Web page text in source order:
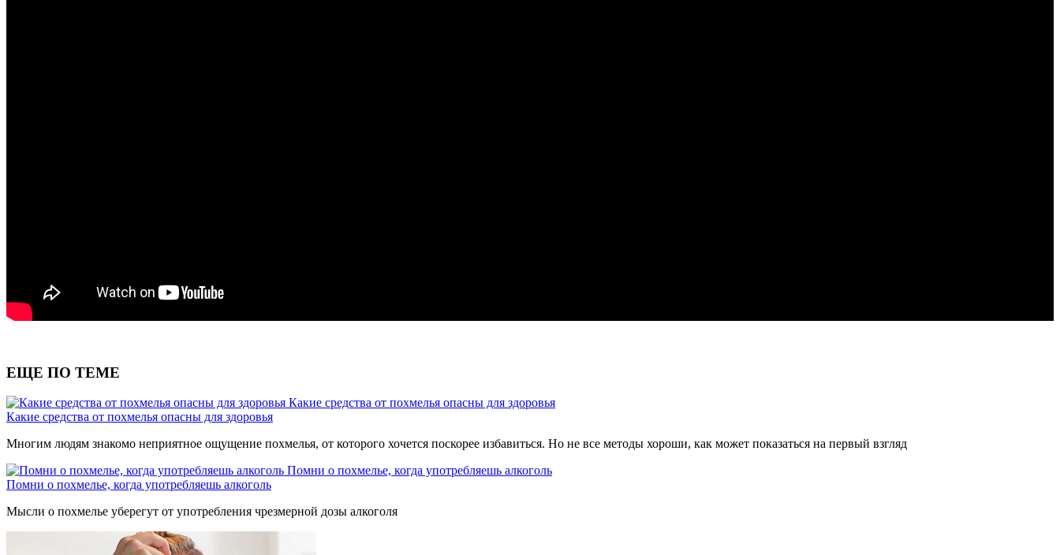
ЕЩЕ ПО ТЕМЕ
Какие средства от похмелья опасны для здоровья
Какие средства от похмелья опасны для здоровья
Многим людям знакомо неприятное ощущение похмелья, от которого хочется поскорее избавиться. Но не все методы хороши, как может показаться на первый взгляд
Помни о похмелье, когда употребляешь алкоголь
Помни о похмелье, когда употребляешь алкоголь
Мысли о похмелье уберегут от употребления чрезмерной дозы алкоголя